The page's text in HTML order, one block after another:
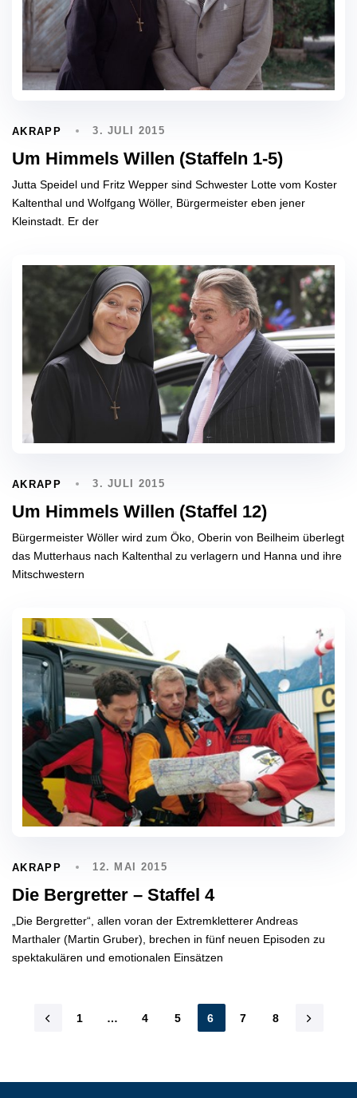
AKRAPP 3. JULI 2015
Um Himmels Willen (Staffeln 1-5)
Jutta Speidel und Fritz Wepper sind Schwester Lotte vom Koster
Kaltenthal und Wolfgang Wöller, Bürgermeister eben jener
Kleinstadt. Er der
AKRAPP 3. JULI 2015
Um Himmels Willen (Staffel 12)
Bürgermeister Wöller wird zum Öko, Oberin von Beilheim überlegt
das Mutterhaus nach Kaltenthal zu verlagern und Hanna und ihre
Mitschwestern
AKRAPP 12. MAI 2015
Die Bergretter – Staffel 4
„Die Bergretter“, allen voran der Extremkletterer Andreas
Marthaler (Martin Gruber), brechen in fünf neuen Episoden zu
spektakulären und emotionalen Einsätzen
1 … 4 5 6 7 8